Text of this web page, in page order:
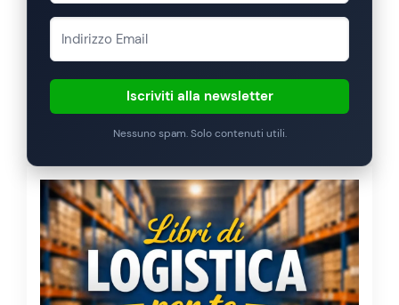
Iscriviti alla newsletter
Nessuno spam. Solo contenuti utili.